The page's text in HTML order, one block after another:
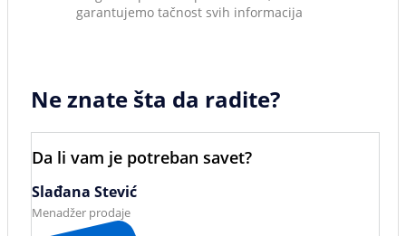
garantujemo tačnost svih informacija
Ne znate šta da radite?
Da li vam je potreban savet?
Slađana Stević
Menadžer prodaje